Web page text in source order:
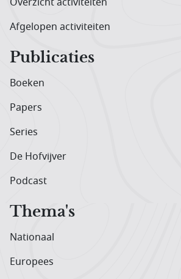
Afgelopen activiteiten
Publicaties
Boeken
Papers
Series
De Hofvijver
Podcast
Thema's
Nationaal
Europees